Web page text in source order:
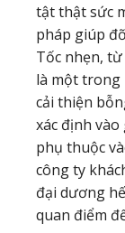
tật thật sức
pháp giúp
Tốc nhẹn,
là một trong
cải thiện
xác định
phụ thuộc
công ty
đại dương
quan điểm